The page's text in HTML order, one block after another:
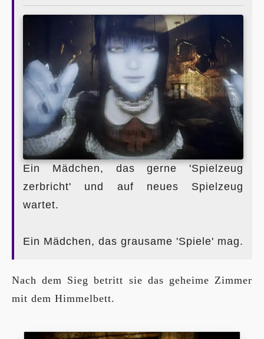
Ein Mädchen, das gerne 'Spielzeug
zerbricht' und auf neues Spielzeug
wartet.
Ein Mädchen, das grausame 'Spiele' mag.
Nach dem Sieg betritt sie das geheime Zimmer
mit dem Himmelbett.